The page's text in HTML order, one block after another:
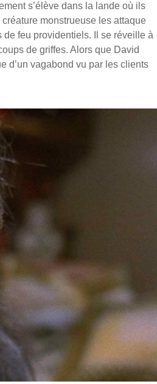
s’élève dans la lande où ils
monstrueuse les attaque
feu providentiels. Il se réveille à
de griffes. Alors que David
d’un vagabond vu par les clients